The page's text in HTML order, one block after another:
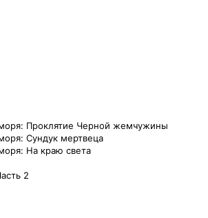
Проклятие Черной жемчужины
Сундук мертвеца
На краю света
2